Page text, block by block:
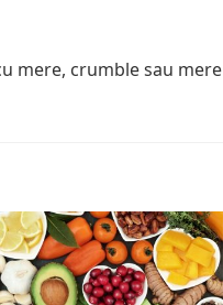
mere, crumble sau mere